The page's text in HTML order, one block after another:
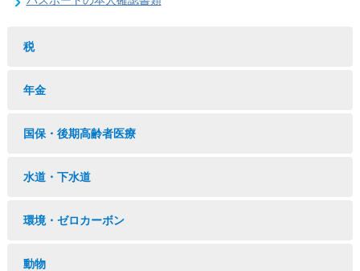
税
年金
国保・後期高齢者医療
水道・下水道
環境・ゼロカーボン
動物